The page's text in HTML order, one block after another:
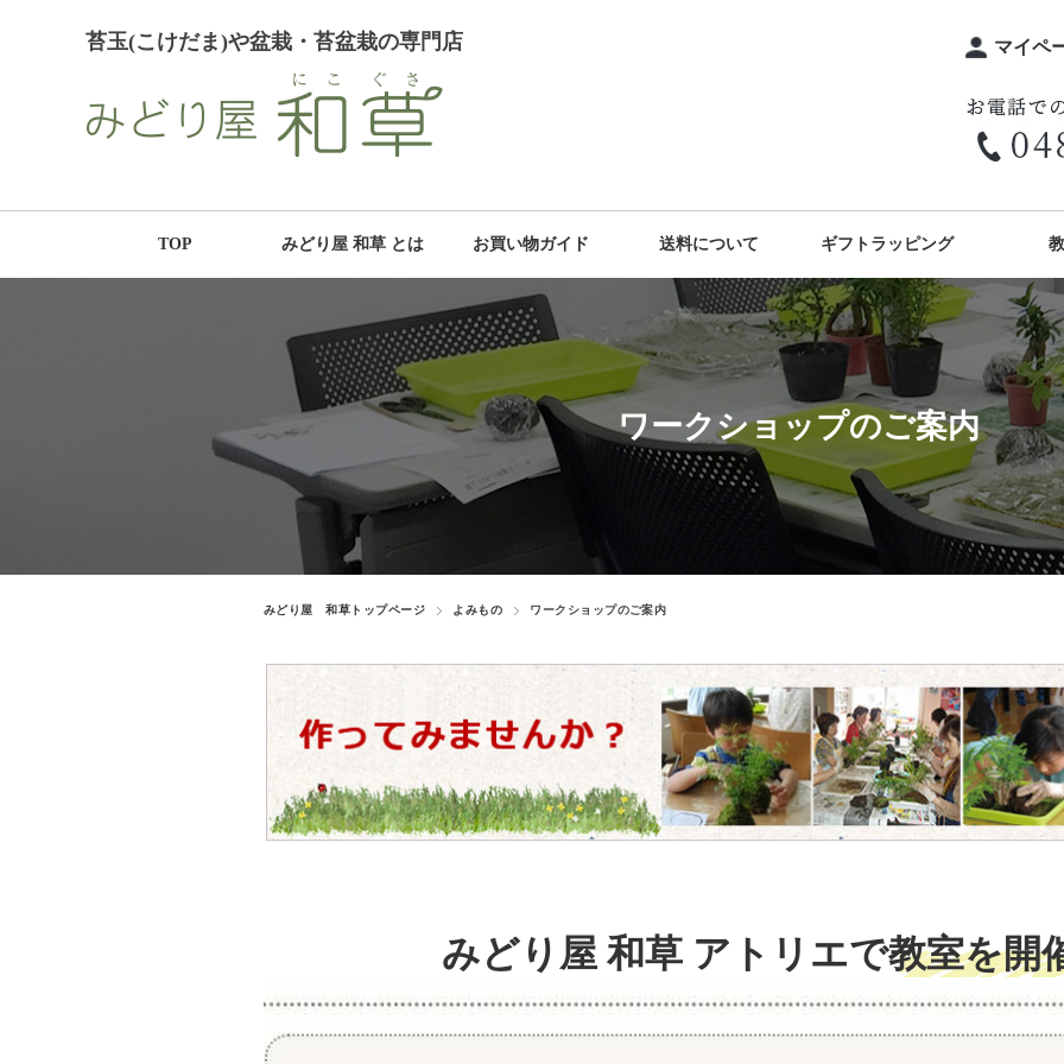
苔玉(こけだま)や盆栽・苔盆栽の専門店 マイペ
TOP みどり屋 和草 とは お買い物ガイド 送料について ギフトラッピング
ワークショップのご案内
みどり屋 和草トップページ よみもの ワークショップのご案内
みどり屋 和草 アトリエで教室を開